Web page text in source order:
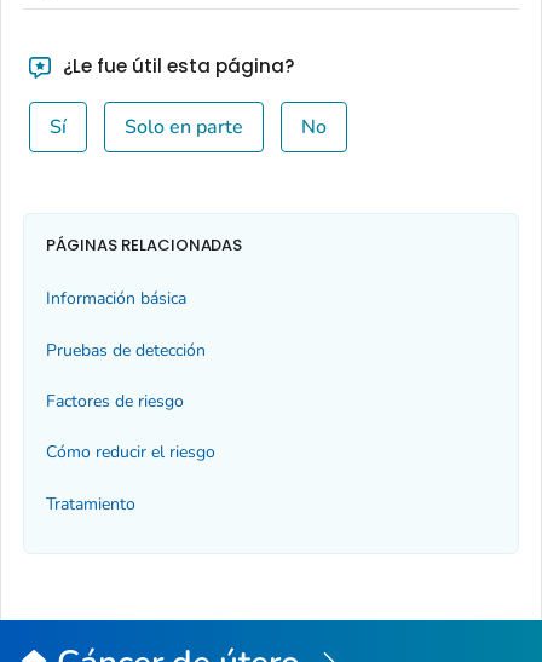
¿Le fue útil esta página?
Sí Solo en parte No
PÁGINAS RELACIONADAS
Información básica
Pruebas de detección
Factores de riesgo
Cómo reducir el riesgo
Tratamiento